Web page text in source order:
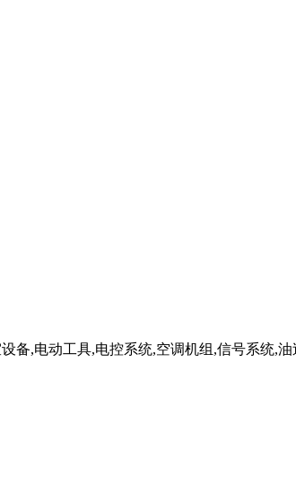
备,电动工具,电控系统,空调机组,信号系统,